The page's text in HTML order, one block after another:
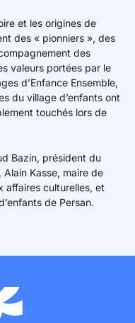
et les origines de
des « pionniers », des
des
valeurs portées par le
d’Enfance Ensemble,
du village d’enfants ont
touchés lors de
Bazin, président du
Alain Kasse, maire de
affaires culturelles, et
de Persan.